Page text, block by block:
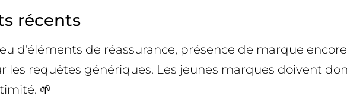
récents
d’éléments de réassurance, présence de marque
les requêtes génériques. Les jeunes marques doivent
🌱